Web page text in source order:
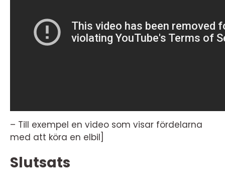
– Till exempel en video som visar fördelarna
med att köra en elbil]
Slutsats